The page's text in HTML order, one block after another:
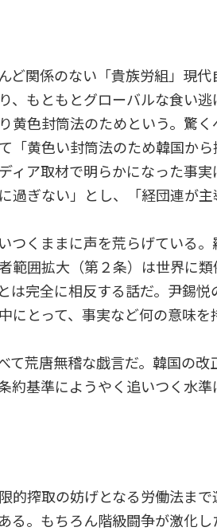
ど関係のない「貴族労組」現代
、もともとグローバルな食い逃
黄色封筒法のためという。驚く
「黄色い封筒法のため韓国から
ィア取材で明らかになった事実
過ぎない」とし、「経団連が主
つくままに声を荒らげている。
範囲拡大（第２条）は世界に類
は完全に相反する話だ。尹錫悦
にとって、事実など何の意味を
て荒唐無稽な戯言だ。韓国の改
約基準にようやく追いつく水準
的搾取の妨げとなる労働法まで
る。もちろん階級闘争が激化し